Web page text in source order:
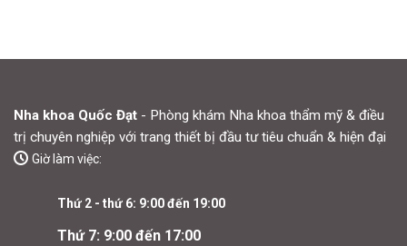
Nha khoa Quốc Đạt - Phòng khám Nha khoa thẩm mỹ & điều
trị chuyên nghiệp với trang thiết bị đầu tư tiêu chuẩn & hiện đại
Giờ làm việc:
Thứ 2 - thứ 6: 9:00 đến 19:00
Thứ 7: 9:00 đến 17:00